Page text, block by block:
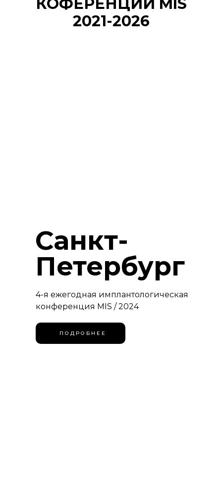
КОФЕРЕНЦИИ MIS
2021-2026
П О Д Р О Б Н Е Е
4-я ежегодная имплантологическая
конференция MIS / 2024
Санкт-
Петербург